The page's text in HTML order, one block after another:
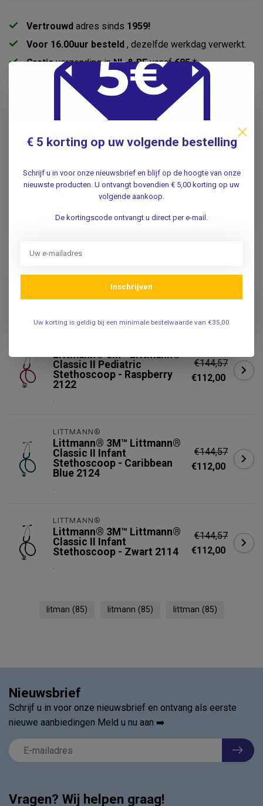
Vertrouwd adres sinds 1959!
Voor 16.00uur besteld , dezelfde werkdag verwerkt.
Gratisverzending inNL & BEvanaf€85 *
Pick-up point
in Duivendrecht
Productomschrijving
Reviews
LITTMANN®
Classic II Pediatric
Stethoscoop - Caribbean
€152,05
Littmann® 3M™ Littmann®
Classic II Pediatric
Stethoscoop - Raspberry
2122
.
€144,57
€112,00
LITTMANN®
Littmann® 3M™ Littmann®
Classic II Infant
Stethoscoop - Caribbean
Blue 2124
.
€144,57
€112,00
LITTMANN®
Littmann® 3M™ Littmann®
Classic II Infant
Stethoscoop - Zwart 2114
.
€144,57
€112,00
litman (85) litmann (85) littman (85)
Vragen? Wij helpen graag!
Nieuwsbrief
Schrijf u in voor onze nieuwsbrief en ontvang als eerste
nieuwe aanbiedingen Meld u nu aan ➡️
€ 5 korting op uw volgende bestelling
Schrijf u in voor onze nieuwsbrief en blijf op de hoogte van onze
nieuwste producten. U ontvangt bovendien € 5,00 korting op uw
volgende aankoop.
De kortingscode ontvangt u direct per e-mail.
Inschrijven
Uw korting is geldig bij een minimale bestelwaarde van €35,00